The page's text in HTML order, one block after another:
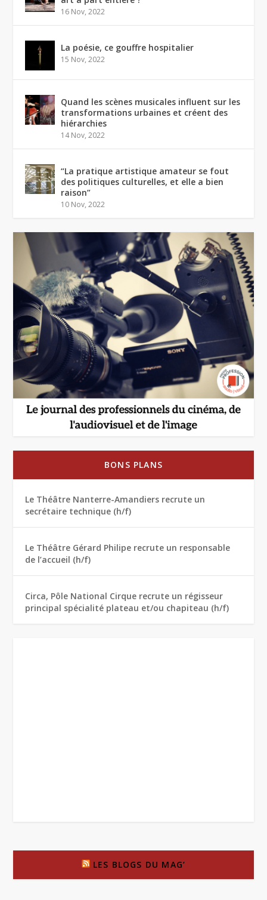
16 Nov, 2022
La poésie, ce gouffre hospitalier
15 Nov, 2022
Quand les scènes musicales influent sur les
transformations urbaines et créent des
hiérarchies
14 Nov, 2022
“La pratique artistique amateur se fout
des politiques culturelles, et elle a bien
raison”
10 Nov, 2022
BONS PLANS
Le Théâtre Nanterre-Amandiers recrute un
secrétaire technique (h/f)
Le Théâtre Gérard Philipe recrute un responsable
de l’accueil (h/f)
Circa, Pôle National Cirque recrute un régisseur
principal spécialité plateau et/ou chapiteau (h/f)
LES BLOGS DU MAG’